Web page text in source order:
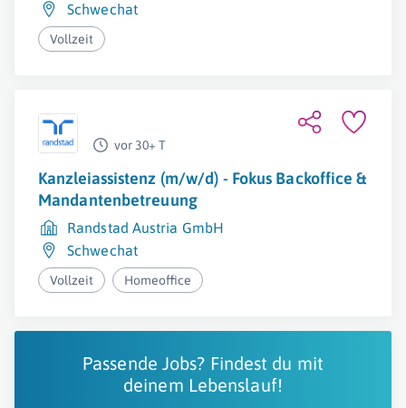
Schwechat
Vollzeit
vor 30+ T
Kanzleiassistenz (m/w/d) - Fokus Backoffice &
Mandantenbetreuung
Randstad Austria GmbH
Schwechat
Vollzeit Homeoffice
Passende Jobs? Findest du mit
deinem Lebenslauf!